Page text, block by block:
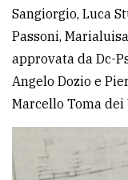
Sangiorgio, Luca
Passoni,
approvata da Dc-
Angelo Dozio e
Marcello Toma dei